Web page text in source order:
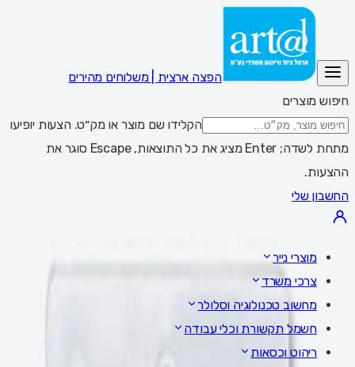
הפצה ארצית | משלוחים מהירים
חיפוש מוצרים
הקלידו שם מוצר או מק״ט. הצעות יופיעו
מתחת לשדה; Enter מציג את כל התוצאות, Escape סוגר את
ההצעות.
החשבון שלי
מוצרי נייר
צרכי משרד
מחשוב טכנולוגיה וסלולר
חשמל תקשורת וכלי עבודה
ריהוט וכסאות